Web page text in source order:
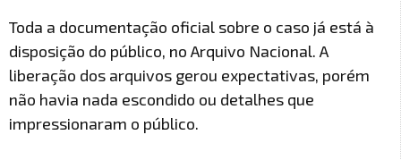
Toda a documentação oficial sobre o caso já está à
disposição do público, no Arquivo Nacional. A
liberação dos arquivos gerou expectativas, porém
não havia nada escondido ou detalhes que
impressionaram o público.